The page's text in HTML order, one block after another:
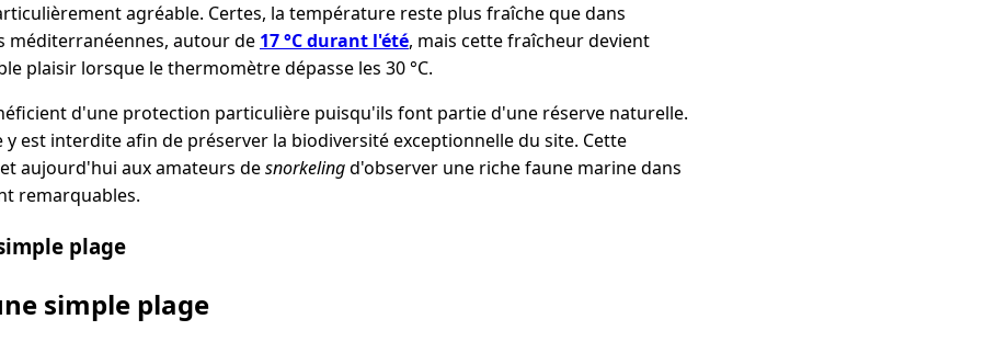
agréable. Certes, la température reste plus fraîche que dans
méditerranéennes, autour de 17 °C durant l'été, mais cette fraîcheur devient
plaisir lorsque le thermomètre dépasse les 30 °C.
d'une protection particulière puisqu'ils font partie d'une réserve naturelle.
y est interdite afin de préserver la biodiversité exceptionnelle du site. Cette
aujourd'hui aux amateurs desnorkelingd'observer une riche faune marine dans
remarquables.
plage
simple plage